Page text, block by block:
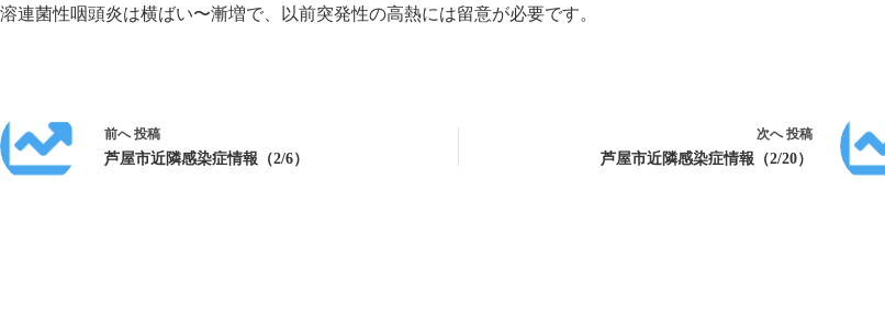
溶連菌性咽頭炎は横ばい〜漸増で、以前突発性の高熱には留意が必要です。
前へ投稿
芦屋市近隣感染症情報（2/6）
次へ投稿
芦屋市近隣感染症情報（2/20）